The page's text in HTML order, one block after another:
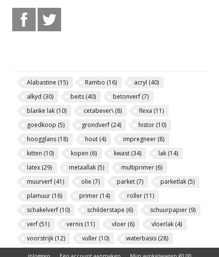
Alabastine (15) Rambo (16) acryl (40)
alkyd (30) beits (40) betonverf (7)
blanke lak (10) cetabever\(8) flexa (11)
goedkoop (5) grondverf (24) histor (10)
hoogglans (18) hout (4) impregneer (8)
kitten (10) kopen (6) kwast (34) lak (14)
latex (29) metaallak (5) multiprimer (6)
muurverf (41) olie (7) parket (7) parketlak (5)
plamuur (16) primer (14) roller (11)
schakelverf (10) schilderstape (6) schuurpapier (9)
verf (51) vernis (11) vloer (6) vloerlak (4)
voorstrijk (12) vuller (10) waterbasis (28)
zijdeglans
(15)